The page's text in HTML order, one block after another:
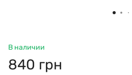
В наличии
840 грн